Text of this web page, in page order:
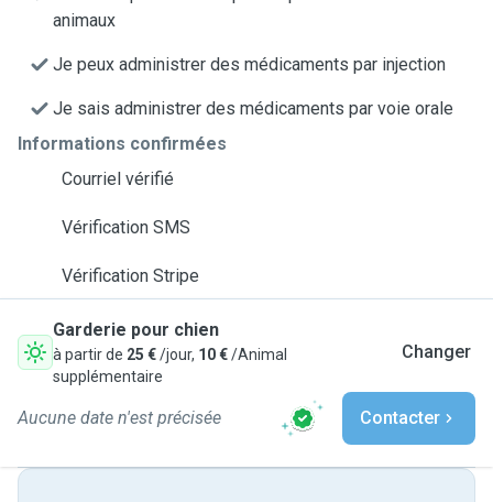
animaux
Je peux administrer des médicaments par injection
Je sais administrer des médicaments par voie orale
Informations confirmées
Courriel vérifié
Vérification SMS
Vérification Stripe
Garderie pour chien
à partir de 25 €/jour, 10 €/Animal
supplémentaire
Changer
Aucune date n'est précisée Contacter